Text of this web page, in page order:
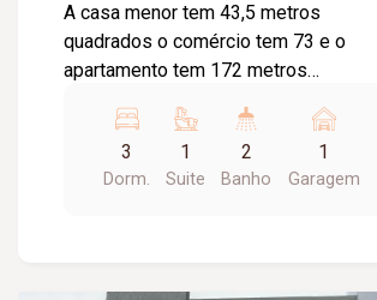
A casa menor tem 43,5 metros
quadrados o comércio tem 73 e o
apartamento tem 172 metros
de esquina na avenida próximo a
comércio uai escola casa lotérica O
apartamento 3 quartos sendo um suíte
3
Dorm.
1
Suite
2
Banho
1
Garagem